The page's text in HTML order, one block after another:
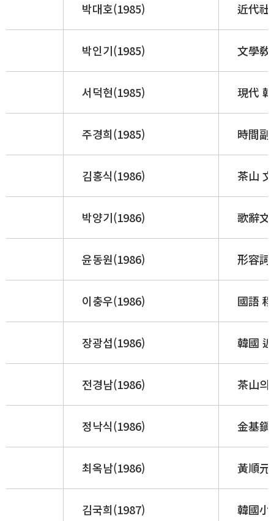
박대호(1985) 近代社
박인기(1985) 文學敎
서덕현(1985) 現代
주경희(1985) 時間副
김홍식(1986) 茶山
박양기(1986) 歌辭文
윤동원(1986) 形容詞
이충우(1986) 國語
장광섭(1986) 韓國
전경남(1986) 茶山의
정낙식(1986) 金基鎭
최옥남(1986) 黃順元
김국희(1987) 韓國小